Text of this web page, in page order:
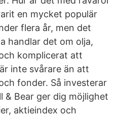
en mycket populär
flera år, men det
handlar det om olja,
komplicerat att
inte svårare än att
fonder. Så investerar
& Bear ger dig möjlighet
aktieindex och